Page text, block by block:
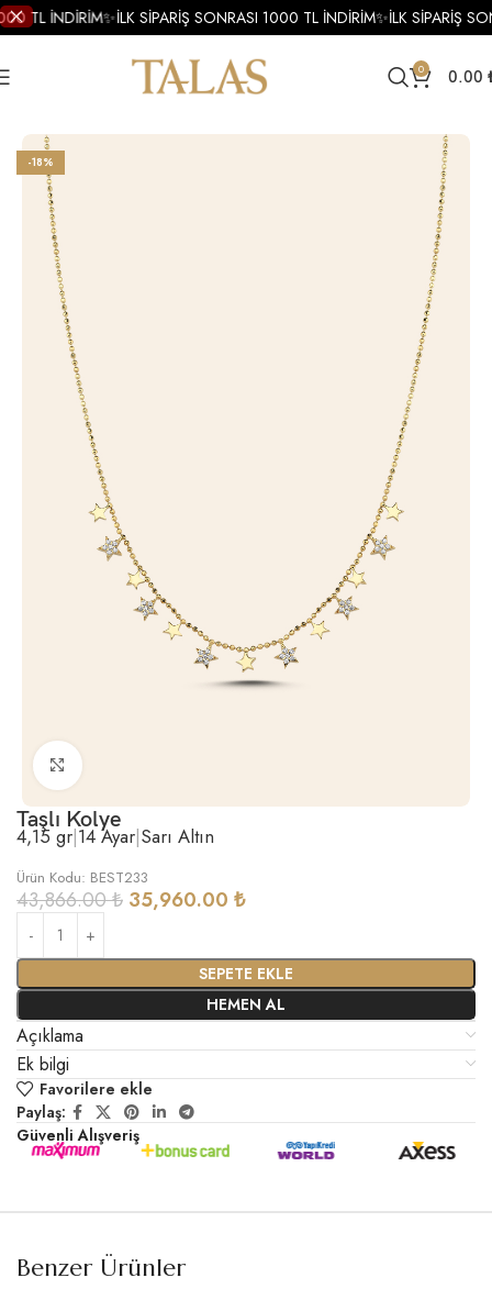
0 0.00
Accessories
-18%
Büyütmek için tıklayın
Taşlı Kolye
4,15 gr|14 Ayar|Sarı Altın
Ürün Kodu: BEST233
43,866.00₺ 35,960.00 ₺
SEPETE EKLE
HEMEN AL
Açıklama
Ek bilgi
Favorilere ekle
Paylaş:
Güvenli Alışveriş
Benzer Ürünler
TL İNDİRİM✨İLK SİPARİŞ SONRASI 1000 TL İNDİRİM✨İLK SİPARİŞ